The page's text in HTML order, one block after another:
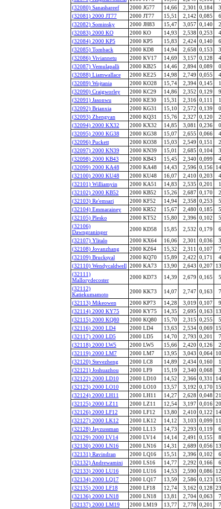
(32080) Sanashareef
2000 JG77 14,66 2,301 0,184
(32081) 2000 JT77
2000 JT77 15,51 2,142 0,085
(32082) Sominsky
2000 JH83 15,47 3,057 0,140
(32083) 2000 KO
2000 KO 14,93 2,538 0,253
(32084) 2000 KP5
2000 KP5 15,83 2,424 0,140
(32085) Tomback
2000 KD8 14,94 2,658 0,153
(32086) Viviannetu
2000 KV17 14,69 3,157 0,128
(32087) Vemulapalli
2000 KB25 14,46 2,894 0,089
(32088) Liamwallace
2000 KE25 14,98 2,749 0,055
(32089) Wojtania
2000 KO28 15,74 2,394 0,145
(32090) Craigworley
2000 KC29 14,86 2,352 0,129
(32091) Jasonwu
2000 KE30 15,31 2,316 0,111
(32092) Brianxia
2000 KG31 15,10 2,572 0,139
(32093) Zhengyan
2000 KQ31 15,76 2,327 0,120
(32094) 2000 KX32
2000 KX32 14,85 3,081 0,236
(32095) 2000 KG38
2000 KG38 15,07 2,655 0,066
(32096) Puckett
2000 KO38 15,03 2,549 0,151
(32097) 2000 KN39
2000 KN39 15,01 2,685 0,104
(32098) 2000 KB43
2000 KB43 15,45 2,340 0,099
(32099) 2000 KA48
2000 KA48 14,43 2,596 0,156
(32100) 2000 KU48
2000 KU48 16,07 2,410 0,203
(32101) Williamyin
2000 KA51 14,83 2,535 0,201
(32102) 2000 KB52
2000 KB52 15,26 2,687 0,170
(32103) Re'emsari
2000 KF52 14,94 2,358 0,253
(32104) Emmarainey
2000 KR52 15,67 2,480 0,185
(32105) Plesko
2000 KT52 15,80 2,396 0,102
(32106)
Dawngraninger
2000 KD58 15,85 2,532 0,179
(32107) Ylitalo
2000 KX64 16,06 2,301 0,036
(32108) Jovanzhang
2000 KZ64 15,32 2,311 0,107
(32109) Brucksyal
2000 KQ70 15,89 2,422 0,171
(32110) Wendycaldwell 2000 KA73 13,90 2,643 0,207
(32111)
Mallorydecoster
2000 KD73 14,39 2,679 0,165
(32112)
Katiekumamoto
2000 KK73 14,07 2,747 0,163
(32113) Mikeowen
2000 KP73 14,28 3,019 0,107
(32114) 2000 KY75
2000 KY75 14,35 2,695 0,163
(32115) 2000 KQ80
2000 KQ80 15,70 2,315 0,255
(32116) 2000 LD4
2000 LD4 13,63 2,534 0,069
(32117) 2000 LD5
2000 LD5 14,70 2,793 0,201
(32118) 2000 LW5
2000 LW5 15,66 2,420 0,126
(32119) 2000 LM7
2000 LM7 13,95 3,043 0,064
(32120) Stevezheng
2000 LC8 14,89 2,434 0,160
(32121) Joshuazhou
2000 LF9 15,19 2,340 0,068
(32122) 2000 LD10
2000 LD10 14,52 2,366 0,331
(32123) 2000 LO10
2000 LO10 13,57 3,192 0,170
(32124) 2000 LH11
2000 LH11 14,27 2,628 0,048
(32125) 2000 LZ11
2000 LZ11 12,54 3,197 0,016
(32126) 2000 LF12
2000 LF12 13,80 2,410 0,122
(32127) 2000 LK12
2000 LK12 14,12 3,103 0,099
(32128) Jayzussman
2000 LL13 14,73 2,293 0,119
(32129) 2000 LV14
2000 LV14 14,14 2,491 0,155
(32130) 2000 LN16
2000 LN16 14,31 2,689 0,056
(32131) Ravindran
2000 LQ16 15,51 2,396 0,102
(32132) Andrewamini
2000 LS16 14,77 2,292 0,166
(32133) 2000 LU16
2000 LU16 14,53 2,590 0,086
(32134) 2000 LQ17
2000 LQ17 13,59 2,586 0,123
(32135) 2000 LF18
2000 LF18 12,74 3,162 0,128
(32136) 2000 LN18
2000 LN18 13,81 2,704 0,063
(32137) 2000 LM19
2000 LM19 13,77 2,778 0,201